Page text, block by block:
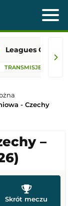
TRANSMISJE
- Czechy
–
Skrót meczu